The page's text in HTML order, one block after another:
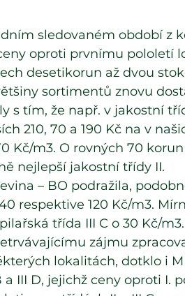
sledovaném období z
oproti prvnímu pololetí
desetikorun až dvou
sortimentů znovu
s tím, že např. v jakostní
210, 70 a 190 Kč na v
Kč/m3. O rovných 70
nejlepší jakostní třídy II.
– BO podražila,
respektive 120 Kč/m3.
třída III C o 30 Kč/m3.
zájmu
lokalitách, dotklo i
III D, jejichž ceny oproti I.